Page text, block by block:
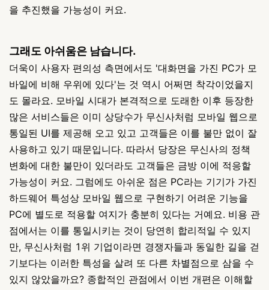
을 추진했을 가능성이 커요.
그래도 아쉬움은 남습니다.
더욱이 사용자 편의성 측면에서도 '대화면을 가진 PC가 모
바일에 비해 우위에 있다'는 것 역시 어쩌면 착각이었을지
도 몰라요. 모바일 시대가 본격적으로 도래한 이후 등장한
많은 서비스들은 이미 상당수가 무신사처럼 모바일 웹으로
통일된 UI를 제공해 오고 있고 고객들은 이를 불만 없이 잘
사용하고 있기 때문입니다. 따라서 당장은 무신사의 정책
변화에 대한 불만이 있더라도 고객들은 금방 이에 적응할
가능성이 커요. 그럼에도 아쉬운 점은 PC라는 기기가 가진
하드웨어 특성상 모바일 웹으로 구현하기 어려운 기능을
PC에 별도로 적용할 여지가 충분히 있다는 거예요. 비용 관
점에서는 이를 통일시키는 것이 당연히 합리적일 수 있지
만, 무신사처럼 1위 기업이라면 경쟁자들과 동일한 길을 걷
기보다는 이러한 특성을 살려 또 다른 차별점으로 삼을 수
있지 않았을까요? 종합적인 관점에서 이번 개편은 이해할